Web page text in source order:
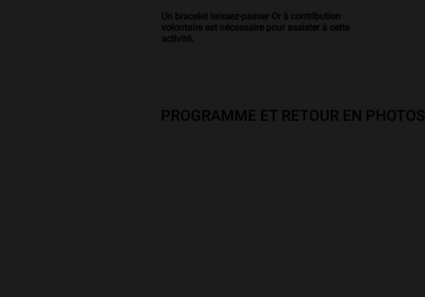
Un bracelet laissez-passer Or à contribution
volontaire est nécessaire pour assister à cette
activité.
PROGRAMME ET RETOUR EN PHOTOS